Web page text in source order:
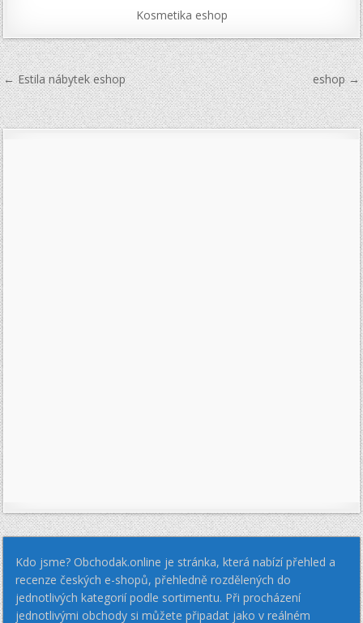
Kosmetika eshop
Navigace
pro
příspěvek
← Estila nábytek eshop eshop →
Kdo jsme? Obchodak.online je stránka, která nabízí přehled a
recenze českých e-shopů, přehledně rozdělených do
jednotlivých kategorií podle sortimentu. Při procházení
jednotlivými obchody si můžete připadat jako v reálném